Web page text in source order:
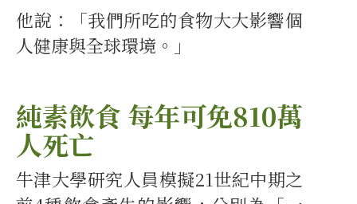
他說：「我們所吃的食物大大影響個
人健康與全球環境。」
純素飲食 每年可免810萬
人死亡
牛津大學研究人員模擬21世紀中期之